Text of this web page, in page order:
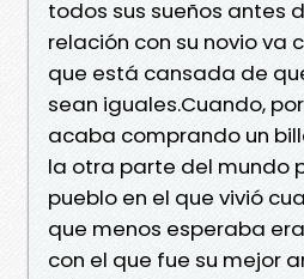
todos sus sueños antes
relación con su novio va
que está cansada de
sean iguales.Cuando,
acaba comprando un
la otra parte del mundo
pueblo en el que vivió
que menos esperaba
con el que fue su mejor